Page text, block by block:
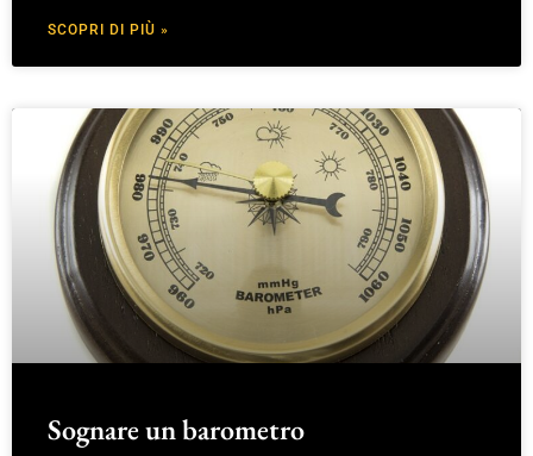
SCOPRI DI PIÙ »
Sognare un barometro